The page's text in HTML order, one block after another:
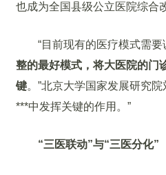
也成为全国县级公立医院综合
“目前现有的医疗模式需要
整的最好模式，将大医院的门
键。”北京大学国家发展研究
***中发挥关键的作用。”
“三医联动”与“三医分化”